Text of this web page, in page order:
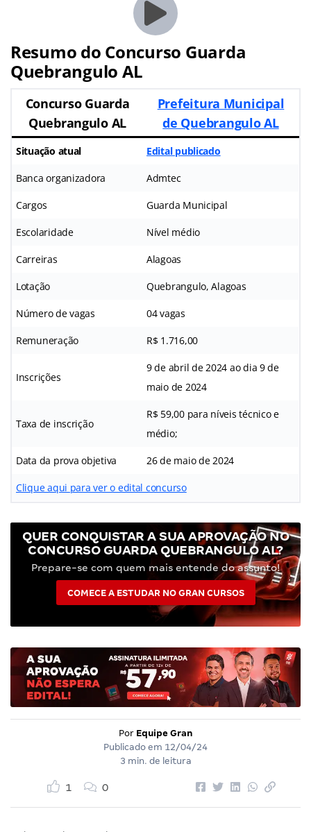
Resumo do Concurso Guarda
Quebrangulo AL
Concurso Guarda
Quebrangulo AL
Prefeitura Municipal
de Quebrangulo AL
Situação atual Edital publicado
Banca organizadora Admtec
Cargos Guarda Municipal
Escolaridade Nível médio
Carreiras Alagoas
Lotação Quebrangulo, Alagoas
Número de vagas 04 vagas
Remuneração R$ 1.716,00
Inscrições
9 de abril de 2024 ao dia 9 de
maio de 2024
Taxa de inscrição
R$ 59,00 para níveis técnico e
médio;
Data da prova objetiva 26 de maio de 2024
Clique aqui para ver o edital concurso
QUER CONQUISTAR A SUA APROVAÇÃO NO
CONCURSO GUARDA QUEBRANGULO AL?
Prepare-se com quem mais entende do assunto!
COMECE A ESTUDAR NO GRAN CURSOS
Por Equipe Gran
Publicado em 12/04/24
3 min. de leitura
1 0